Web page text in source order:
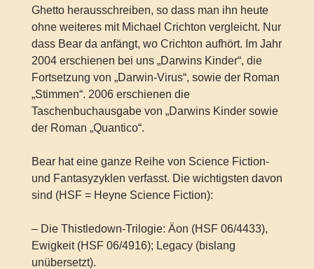
Ghetto herausschreiben, so dass man ihn heute
ohne weiteres mit Michael Crichton vergleicht. Nur
dass Bear da anfängt, wo Crichton aufhört. Im Jahr
2004 erschienen bei uns „Darwins Kinder“, die
Fortsetzung von „Darwin-Virus“, sowie der Roman
„Stimmen“. 2006 erschienen die
Taschenbuchausgabe von „Darwins Kinder sowie
der Roman „Quantico“.
Bear hat eine ganze Reihe von Science Fiction-
und Fantasyzyklen verfasst. Die wichtigsten davon
sind (HSF = Heyne Science Fiction):
– Die Thistledown-Trilogie: Äon (HSF 06/4433),
Ewigkeit (HSF 06/4916); Legacy (bislang
unübersetzt).